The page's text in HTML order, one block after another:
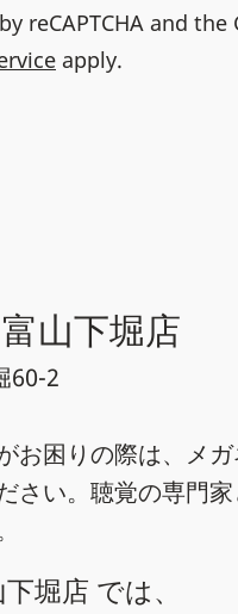
reCAPTCHA and the
apply.
山下堀店
60-2
お困りの際は、メ
さい。聴覚の専門
堀店 では、